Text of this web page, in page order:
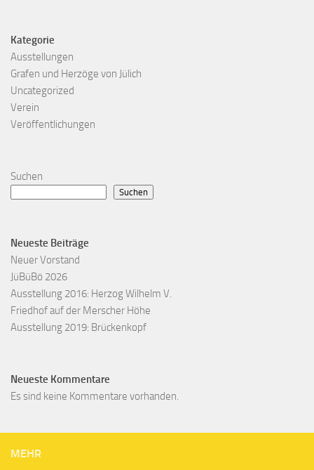
Kategorie
Ausstellungen
Grafen und Herzöge von Jülich
Uncategorized
Verein
Veröffentlichungen
Suchen
Suchen
Neueste Beiträge
Neuer Vorstand
JüBüBö 2026
Ausstellung 2016: Herzog Wilhelm V.
Friedhof auf der Merscher Höhe
Ausstellung 2019: Brückenkopf
Neueste Kommentare
Es sind keine Kommentare vorhanden.
MEHR